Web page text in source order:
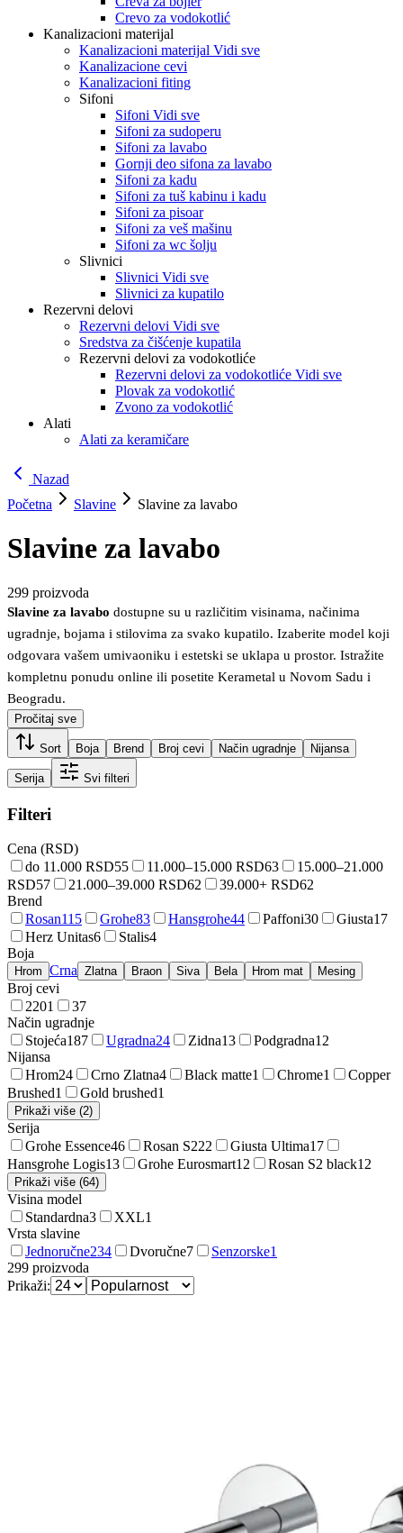
Crevo za vodokotlić
Kanalizacioni materijal
Kanalizacioni materijal Vidi sve
Kanalizacione cevi
Kanalizacioni fiting
Sifoni
Sifoni Vidi sve
Sifoni za sudoperu
Sifoni za lavabo
Gornji deo sifona za lavabo
Sifoni za kadu
Sifoni za tuš kabinu i kadu
Sifoni za pisoar
Sifoni za veš mašinu
Sifoni za wc šolju
Slivnici
Slivnici Vidi sve
Slivnici za kupatilo
Rezervni delovi
Rezervni delovi Vidi sve
Sredstva za čišćenje kupatila
Rezervni delovi za vodokotliće
Rezervni delovi za vodokotliće Vidi sve
Plovak za vodokotlić
Zvono za vodokotlić
Alati
Alati za keramičare
Nazad
Početna
Slavine Slavine za lavabo
Slavine za lavabo
299 proizvoda
Slavine za lavabo dostupne su u različitim visinama, načinima
ugradnje, bojama i stilovima za svako kupatilo. Izaberite model koji
odgovara vašem umivaoniku i estetski se uklapa u prostor. Istražite
kompletnu ponudu online ili posetite Kerametal u Novom Sadu i
Beogradu.
Pročitaj sve
Sort Boja Brend Broj cevi Način ugradnje Nijansa
Serija Svi filteri
Filteri
Cena (RSD)
do 11.000 RSD55 11.000–15.000 RSD63
15.000–21.000
RSD57 21.000–39.000 RSD62 39.000+ RSD62
Brend
Rosan115 Grohe83 Hansgrohe44 Paffoni30 Giusta17
Herz Unitas6 Stalis4
Boja
Hrom Crna Zlatna Braon Siva Bela Hrom mat Mesing
Broj cevi
2201 37
Način ugradnje
Stojeća187 Ugradna24 Zidna13 Podgradna12
Nijansa
Hrom24 Crno Zlatna4 Black matte1 Chrome1
Copper
Brushed1 Gold brushed1
Prikaži više (2)
Serija
Grohe Essence46 Rosan S222 Giusta Ultima17
Hansgrohe Logis13 Grohe Eurosmart12 Rosan S2 black12
Prikaži više (64)
Visina model
Standardna3 XXL1
Vrsta slavine
Jednoručne234 Dvoručne7 Senzorske1
299 proizvoda
Prikaži: